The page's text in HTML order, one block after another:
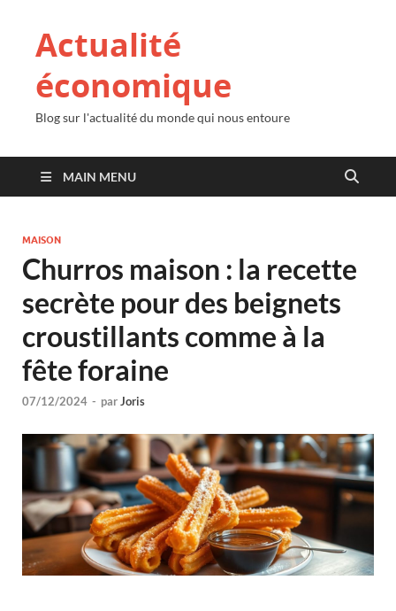
Actualité
économique
Blog sur l'actualité du monde qui nous entoure
MAIN MENU
MAISON
Churros maison : la recette
secrète pour des beignets
croustillants comme à la
fête foraine
07/12/2024 - parJoris